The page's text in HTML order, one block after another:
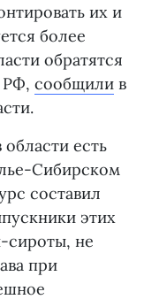
их и
более
обратятся
РФ, сообщили в
есть
Сибирском
составил
этих
сироты, не
при